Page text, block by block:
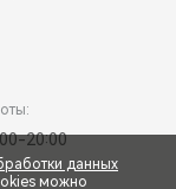
20:00
данных
можно